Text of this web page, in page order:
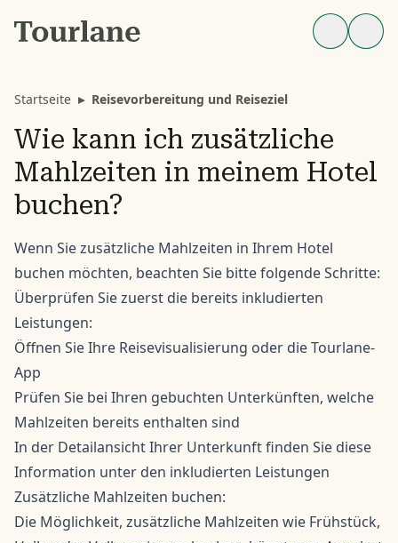
Startseite ▸ Reisevorbereitung und Reiseziel
Wie kann ich zusätzliche
Mahlzeiten in meinem Hotel
buchen?
Wenn Sie zusätzliche Mahlzeiten in Ihrem Hotel
buchen möchten, beachten Sie bitte folgende Schritte:
Überprüfen Sie zuerst die bereits inkludierten
Leistungen:
Öffnen Sie Ihre Reisevisualisierung oder die Tourlane-
App
Prüfen Sie bei Ihren gebuchten Unterkünften, welche
Mahlzeiten bereits enthalten sind
In der Detailansicht Ihrer Unterkunft finden Sie diese
Information unter den inkludierten Leistungen
Zusätzliche Mahlzeiten buchen:
Die Möglichkeit, zusätzliche Mahlzeiten wie Frühstück,